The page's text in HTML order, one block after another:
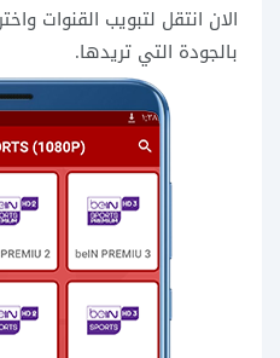
الان انتقل لتبويب القنوات
بالجودة التي تريدها.